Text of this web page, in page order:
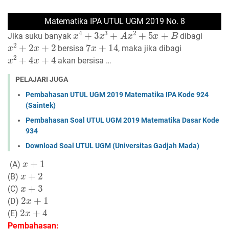
Matematika IPA UTUL UGM 2019 No. 8
Jika suku banyak
x4+3x3+Ax2+5x+B
dibagi
x2+ 2x+2
bersisa
7 x+14
, maka jika dibagi
x2 + x+
akan bersisa …
PELAJARI JUGA
Pembahasan UTUL UGM 2019 Matematika IPA Kode 924
(Saintek)
Pembahasan Soal UTUL UGM 2019 Matematika Dasar Kode
934
Download Soal UTUL UGM (Universitas Gadjah Mada)
(A)
(B)
x+ 2
(C)
x 3
(D)
2 + 1
(E)
2x+ 4
Pembahasan: